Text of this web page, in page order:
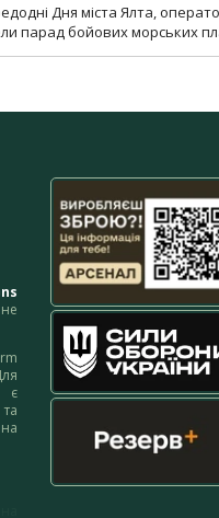
Дня міста Ялта,
парад бойових морських
є